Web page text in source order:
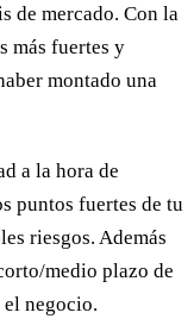
de mercado. Con la
más fuertes y
montado una
a la hora de
puntos fuertes de tu
riesgos. Además
medio plazo de
negocio.